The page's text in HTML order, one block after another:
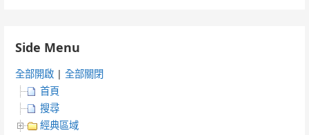
Side Menu
全部開啟 |全部關閉
首頁
搜尋
經典區域